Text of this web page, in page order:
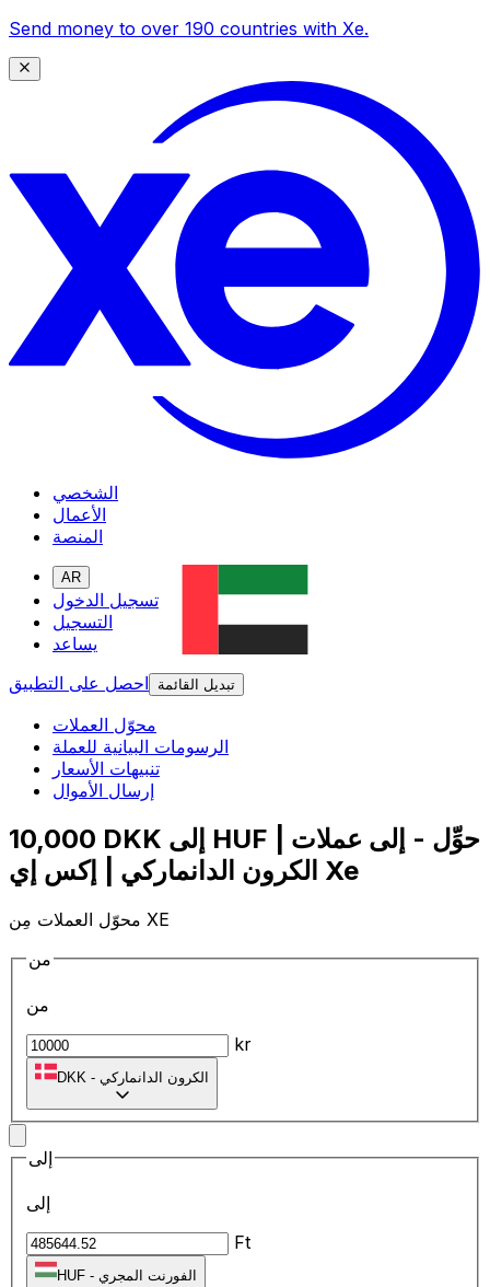
Send money to over 190 countries with Xe.
الشخصي
الأعمال
المنصة
AR
تسجيل الدخول
التسجيل
يساعد
احصل على التطبيق
تبديل القائمة
محوّل العملات
الرسومات البيانية للعملة
تنبيهات الأسعار
إرسال الأموال
10,000 DKK إلى HUF | حوِّل - إلى عملات
الكرون الدانماركي | إكس إي Xe
محوّل العملات مِن XE
من
من
kr
DKK - الكرون الدانماركي
إلى
إلى
Ft
HUF - الفورنت المجري